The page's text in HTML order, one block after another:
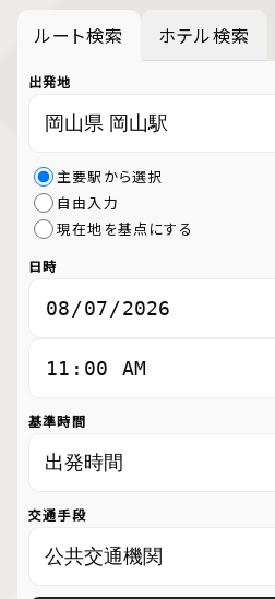
ルート検索 ホテル検索
出発地
主要駅から選択
自由入力
現在地を基点にする
日時
基準時間
交通手段